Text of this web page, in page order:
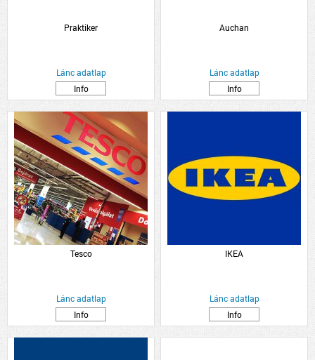
Praktiker
Lánc adatlap
Info
Auchan
Lánc adatlap
Info
Tesco
Lánc adatlap
Info
IKEA
Lánc adatlap
Info